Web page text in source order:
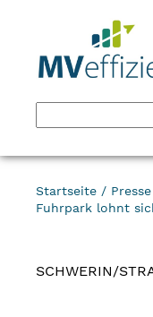
Startseite / Presse
Fuhrpark lohnt
SCHWERIN/